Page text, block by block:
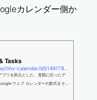
カレンダー側か
Tasks
https://apps.apple.com/jp/app/tiny-calendar/id514917848
リを原点とした、直観に沿ったデ
ウェブ カレンダーの形式をその